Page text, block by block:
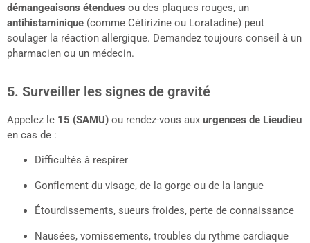
démangeaisons étendues ou des plaques rouges, un
antihistaminique (comme Cétirizine ou Loratadine) peut
soulager la réaction allergique. Demandez toujours conseil à un
pharmacien ou un médecin.
5. Surveiller les signes de gravité
Appelez le 15 (SAMU) ou rendez-vous aux urgences de Lieudieu
en cas de :
Difficultés à respirer
Gonflement du visage, de la gorge ou de la langue
Étourdissements, sueurs froides, perte de connaissance
Nausées, vomissements, troubles du rythme cardiaque